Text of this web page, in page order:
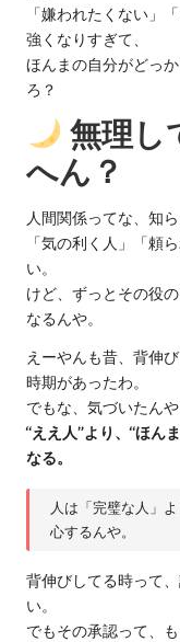
「嫌われたくない」
強くなりすぎて、
ほんまの自分がどっ
ろ？
無理し
へん？
人間関係ってな、知
「気の利く人」「頼
い。
けど、ずっとその役
なるんや。
えーやんも昔、背伸
時期があったわ。
でもな、気づいたんや
“ええ人”より、“ほん
なる。
人は「完璧な人」
心するんや。
背伸びしてる時って
い。
でもその承認って、